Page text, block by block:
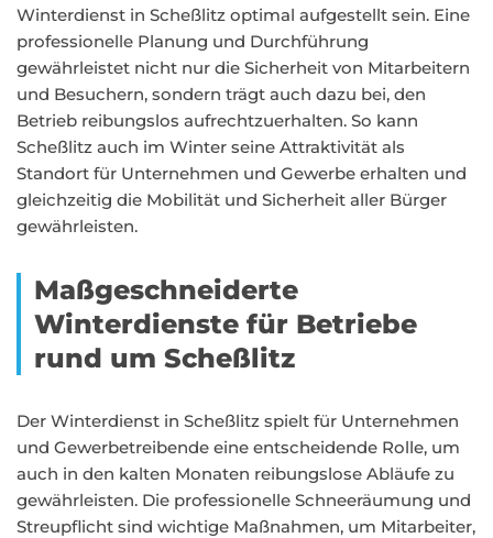
Winterdienst in Scheßlitz optimal aufgestellt sein. Eine
professionelle Planung und Durchführung
gewährleistet nicht nur die Sicherheit von Mitarbeitern
und Besuchern, sondern trägt auch dazu bei, den
Betrieb reibungslos aufrechtzuerhalten. So kann
Scheßlitz auch im Winter seine Attraktivität als
Standort für Unternehmen und Gewerbe erhalten und
gleichzeitig die Mobilität und Sicherheit aller Bürger
gewährleisten.
Maßgeschneiderte
Winterdienste für Betriebe
rund um Scheßlitz
Der Winterdienst in Scheßlitz spielt für Unternehmen
und Gewerbetreibende eine entscheidende Rolle, um
auch in den kalten Monaten reibungslose Abläufe zu
gewährleisten. Die professionelle Schneeräumung und
Streupflicht sind wichtige Maßnahmen, um Mitarbeiter,